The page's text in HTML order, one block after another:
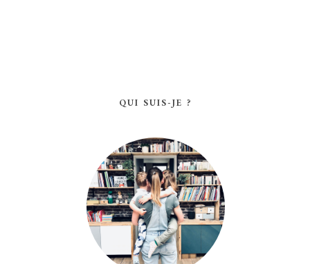
QUI SUIS-JE ?